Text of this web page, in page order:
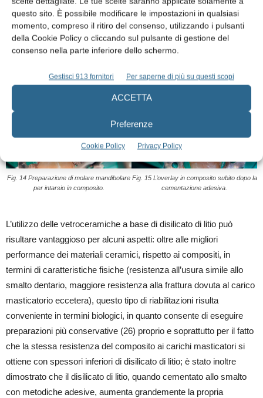
questo sito. È possibile modificare le impostazioni in qualsiasi
momento, compreso il ritiro del consenso, utilizzando i pulsanti
della Cookie Policy o cliccando sul pulsante di gestione del
consenso nella parte inferiore dello schermo.
Gestisci 913 fornitori Per saperne di più su questi scopi
ACCETTA
Preferenze
Cookie Policy Privacy Policy
materiale post cementazione.
Intarsi adesivi a copertura cuspidale possono esser realizzati con
successo sia in materiali ceramici che in materiali compositi (24,
25) (figg. 14 e 15).
Fig. 14 Preparazione di molare mandibolare
per intarsio in composito.
Fig. 15 L’overlay in composito subito dopo la
cementazione adesiva.
L’utilizzo delle vetroceramiche a base di disilicato di litio può
risultare vantaggioso per alcuni aspetti: oltre alle migliori
performance dei materiali ceramici, rispetto ai compositi, in
termini di caratteristiche fisiche (resistenza all’usura simile allo
smalto dentario, maggiore resistenza alla frattura dovuta al carico
masticatorio eccetera), questo tipo di riabilitazioni risulta
conveniente in termini biologici, in quanto consente di eseguire
preparazioni più conservative (26) proprio e soprattutto per il fatto
che la stessa resistenza del composito ai carichi masticatori si
ottiene con spessori inferiori di disilicato di litio; è stato inoltre
dimostrato che il disilicato di litio, quando cementato allo smalto
con metodiche adesive, aumenta grandemente la propria